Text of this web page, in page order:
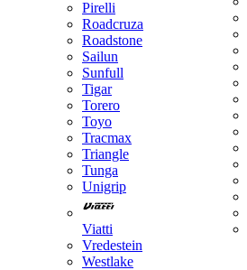
Pirelli
Roadcruza
Roadstone
Sailun
Sunfull
Tigar
Torero
Toyo
Tracmax
Triangle
Tunga
Unigrip
Viatti
Vredestein
Westlake